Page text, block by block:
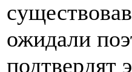
ожидали
подтвердят